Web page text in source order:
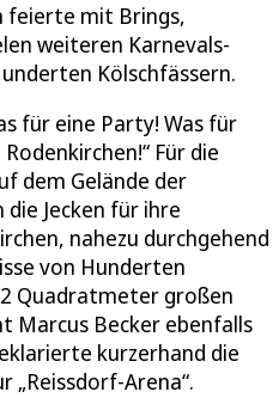
feierte mit Brings,
weiteren Karnevals-
Kölschfässern.
für eine Party! Was für
Für die
dem Gelände der
Jecken für ihre
nahezu durchgehend
von Hunderten
Quadratmeter großen
Marcus Becker ebenfalls
kurzerhand die
„Reissdorf-Arena“.